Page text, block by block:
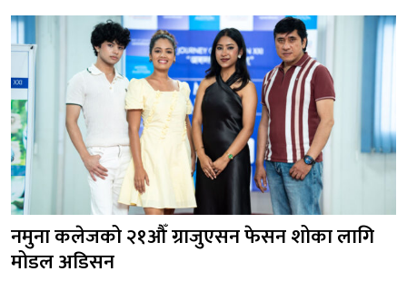
नमुना कलेजको २१औँ ग्राजुएसन फेसन शोका लागि
मोडल अडिसन